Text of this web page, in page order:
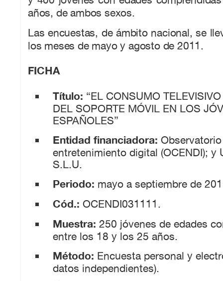
años, de ambos sexos.
Las encuestas, de ámbito nacional, se
los meses de mayo y agosto de 2011.
FICHA
Título: “EL CONSUMO
DEL SOPORTE MÓVIL EN LOS
ESPAÑOLES”
Entidad financiadora:
entretenimiento digital (OCENDI); y
S.L.U.
Periodo: mayo a septiembre de
Cód.: OCENDI031111.
Muestra: 250 jóvenes de edades
entre los 18 y los 25 años.
Método: Encuesta personal y
datos independientes).